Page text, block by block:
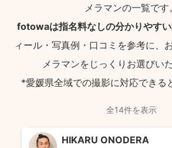
メラマンの一覧です。
fotowaは指名料なしの分かりやすい
ィール・写真例・口コミを参考に、
メラマンをじっくりお選びい
*愛媛県全域での撮影に対応できる
全14件を表示
HIKARU ONODERA